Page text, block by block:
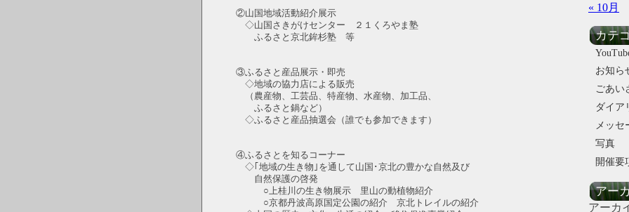
②山国地域活動紹介展示
◇山国さきがけセンター ２１くろやま塾
ふるさと京北鉾杉塾 等
③ふるさと産品展示・即売
◇地域の協力店による販売
（農産物、工芸品、特産物、水産物、加工品、
ふるさと鍋など）
◇ふるさと産品抽選会（誰でも参加できます）
④ふるさとを知るコーナー
◇｢地域の生き物｣を通して山国･京北の豊かな自然及び
自然保護の啓発
○上桂川の生き物展示 里山の動植物紹介
○京都丹波高原国定公園の紹介 京北トレイルの紹介
« 10月
カテ
お知ら
ごあい
ダイア
メッセ
写真
開催要
アー
アーカ